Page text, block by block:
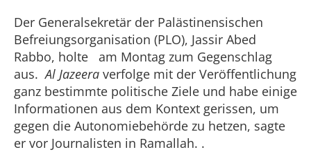
Der Generalsekretär der Palästinensischen
Befreiungsorganisation (PLO), Jassir Abed
Rabbo, holte am Montag zum Gegenschlag
aus.Al Jazeera verfolge mit der Veröffentlichung
ganz bestimmte politische Ziele und habe einige
Informationen aus dem Kontext gerissen, um
gegen die Autonomiebehörde zu hetzen, sagte
er vor Journalisten in Ramallah. .